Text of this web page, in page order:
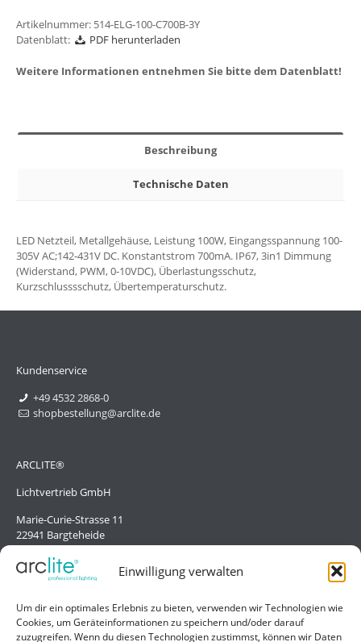
Einwilligung verwalten
Um dir ein optimales Erlebnis zu bieten, verwenden wir Technologien wie
Cookies, um Geräteinformationen zu speichern und/oder darauf
zuzugreifen. Wenn du diesen Technologien zustimmst, können wir Daten
Artikelnummer: 514-ELG-100-C700B-3Y
Datenblatt:
PDF herunterladen
Weitere Informationen entnehmen Sie bitte dem Datenblatt!
Beschreibung
Technische Daten
LED Netzteil, Metallgehäuse, Leistung 100W, Eingangsspannung 100-
305V AC;142-431V DC. Konstantstrom 700mA. IP67, 3in1 Dimmung
(Widerstand, PWM, 0-10VDC), Überlastungsschutz,
Kurzschlusssschutz, Übertemperaturschutz.
Kundenservice
+49 4532 2868-0
shopbestellung@arclite.de
ARCLITE®
Lichtvertrieb GmbH
Marie-Curie-Strasse 11
22941 Bargteheide
Deutschland/Germany
Hilfe
Liefer- und Zahlungsbedingungen